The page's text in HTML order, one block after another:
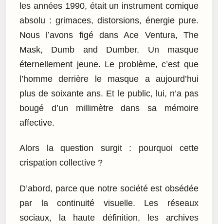
les années 1990, était un instrument comique
absolu : grimaces, distorsions, énergie pure.
Nous l’avons figé dans Ace Ventura, The
Mask, Dumb and Dumber. Un masque
éternellement jeune. Le problème, c’est que
l’homme derrière le masque a aujourd’hui
plus de soixante ans. Et le public, lui, n’a pas
bougé d’un millimètre dans sa mémoire
affective.
Alors la question surgit : pourquoi cette
crispation collective ?
D’abord, parce que notre société est obsédée
par la continuité visuelle. Les réseaux
sociaux, la haute définition, les archives